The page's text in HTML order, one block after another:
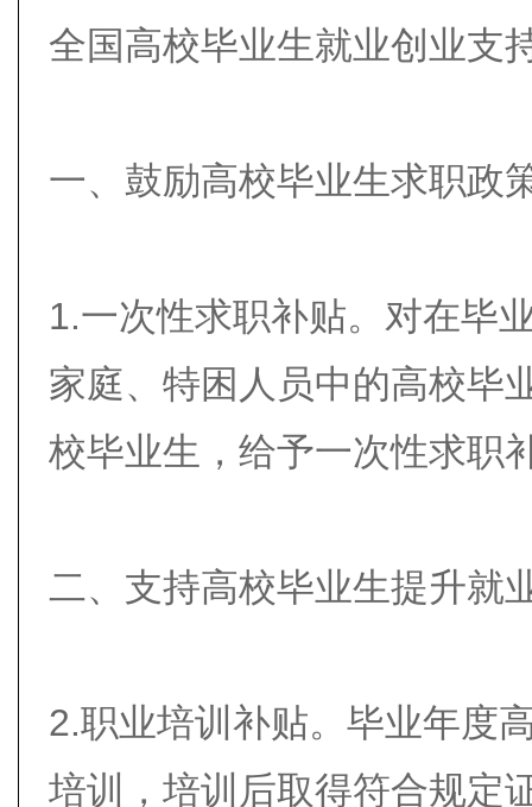
全国高校毕业生就业创业支
一、鼓励高校毕业生求职政
1.一次性求职补贴。对在毕
家庭、特困人员中的高校毕
校毕业生，给予一次性求职
二、支持高校毕业生提升就
2.职业培训补贴。毕业年度
培训，培训后取得符合规定